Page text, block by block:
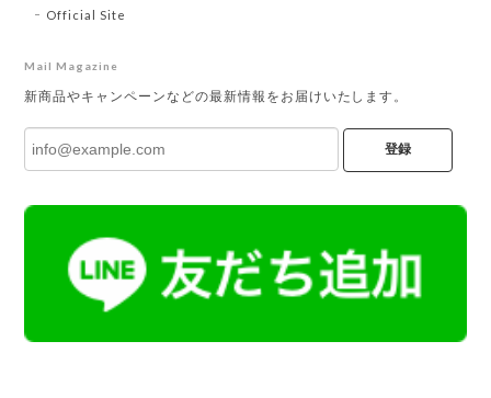
Official Site
Mail Magazine
新商品やキャンペーンなどの最新情報をお届けいたします。
登録